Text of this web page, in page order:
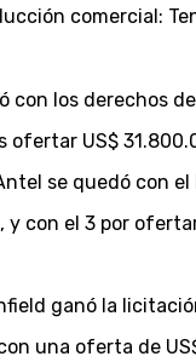
comercial:
con los derechos
ofertar US$
se quedó con
y con el 3 por
ganó la
una oferta de